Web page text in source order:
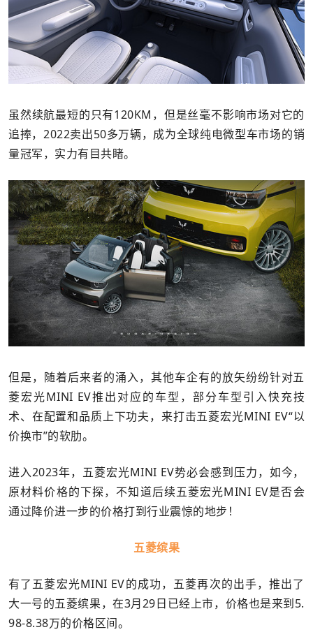
虽然续航最短的只有120KM，但是丝毫不影响市场对它的
追捧，2022卖出50多万辆，成为全球纯电微型车市场的销
量冠军，实力有目共睹。
但是，随着后来者的涌入，其他车企有的放矢纷纷针对五
菱宏光MINI EV推出对应的车型，部分车型引入快充技
术、在配置和品质上下功夫，来打击五菱宏光MINI EV“以
价换市”的软肋。
进入2023年，五菱宏光MINI EV势必会感到压力，如今，
原材料价格的下探，不知道后续五菱宏光MINI EV是否会
通过降价进一步的价格打到行业震惊的地步！
五菱缤果
有了五菱宏光MINI EV的成功，五菱再次的出手，推出了
大一号的五菱缤果，在3月29日已经上市，价格也是来到5.
98-8.38万的价格区间。